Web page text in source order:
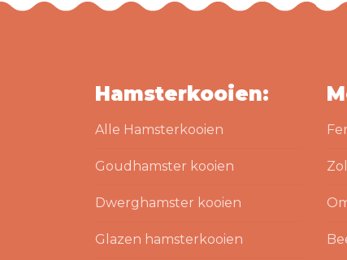
Hamsterkooien:
Alle Hamsterkooien
Goudhamster kooien
Dwerghamster kooien
Glazen hamsterkooien